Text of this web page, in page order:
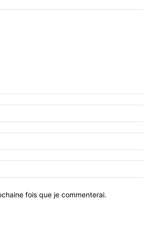
fois que je commenterai.